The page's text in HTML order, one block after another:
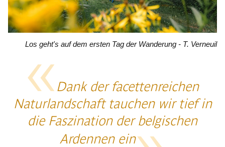
Los geht's auf dem ersten Tag der Wanderung - T. Verneuil
Dank der facettenreichen
Naturlandschaft tauchen wir tief in
die Faszination der belgischen
Ardennen ein